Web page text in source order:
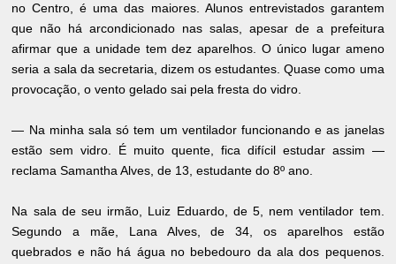
no Centro, é uma das maiores. Alunos entrevistados garantem
que não há arcondicionado nas salas, apesar de a prefeitura
afirmar que a unidade tem dez aparelhos. O único lugar ameno
seria a sala da secretaria, dizem os estudantes. Quase como uma
provocação, o vento gelado sai pela fresta do vidro.
— Na minha sala só tem um ventilador funcionando e as janelas
estão sem vidro. É muito quente, fica difícil estudar assim —
reclama Samantha Alves, de 13, estudante do 8º ano.
Na sala de seu irmão, Luiz Eduardo, de 5, nem ventilador tem.
Segundo a mãe, Lana Alves, de 34, os aparelhos estão
quebrados e não há água no bebedouro da ala dos pequenos.